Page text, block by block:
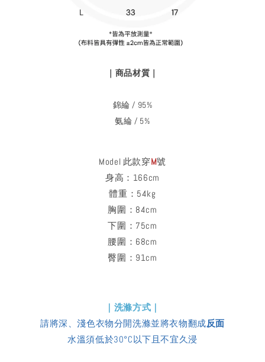
｜商品材質｜
錦綸 / 95%
氨綸 / 5%
Model 此款穿M號
身高：166cm
體重：54kg
胸圍：84cm
下圍：75cm
腰圍：68cm
臀圍：91cm
｜洗滌方式｜
請將深、淺色衣物分開洗滌並將衣物翻成反面
水溫須低於30°C以下且不宜久浸